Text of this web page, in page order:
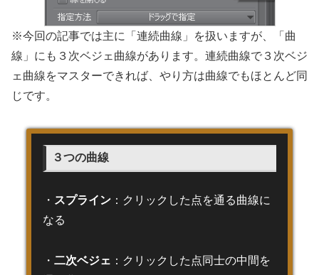
※今回の記事では主に「連続曲線」を扱いますが、「曲
線」にも３次ベジェ曲線があります。連続曲線で３次ベジ
ェ曲線をマスターできれば、やり方は曲線でもほとんど同
じです。
３つの曲線
・ スプライン：クリックした点を通る曲線に
なる
・ 二次ベジェ ：クリックした点同士の中間を